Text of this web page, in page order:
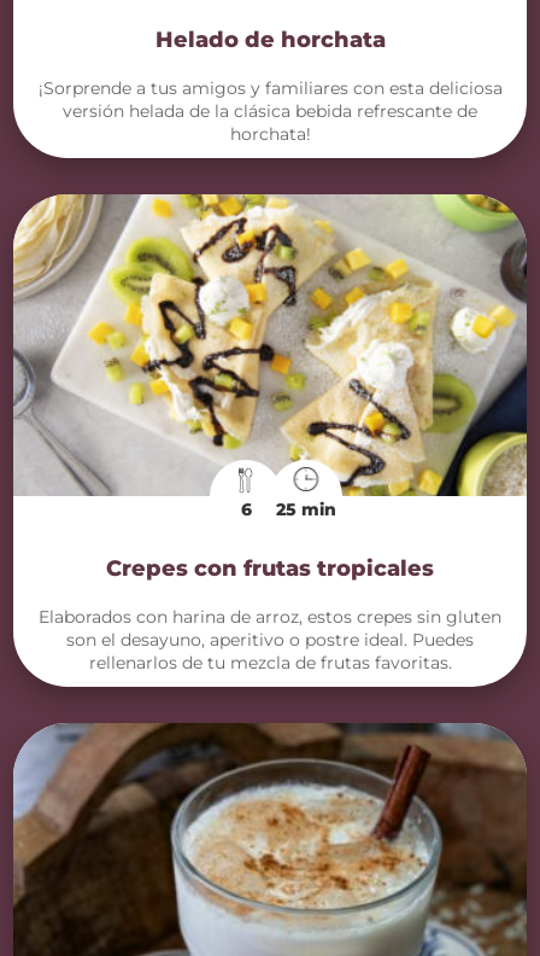
Helado de horchata
¡Sorprende a tus amigos y familiares con esta deliciosa
versión helada de la clásica bebida refrescante de
horchata!
6 25 min
Crepes con frutas tropicales
Elaborados con harina de arroz, estos crepes sin gluten
son el desayuno, aperitivo o postre ideal. Puedes
rellenarlos de tu mezcla de frutas favoritas.